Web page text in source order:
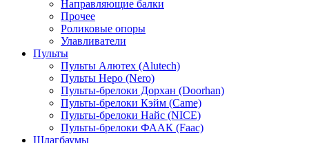
Направляющие балки
Прочее
Роликовые опоры
Улавливатели
Пульты
Пульты Алютех (Alutech)
Пульты Неро (Nero)
Пульты-брелоки Дорхан (Doorhan)
Пульты-брелоки Кэйм (Came)
Пульты-брелоки Найс (NICE)
Пульты-брелоки ФААК (Faac)
Шлагбаумы